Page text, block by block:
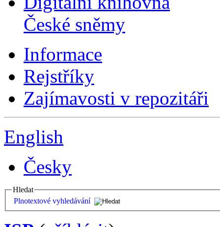
České sněmy
Informace
Rejstříky
Zajímavosti v repozitáři
English
Česky
Hledat
Plnotextové vyhledávání